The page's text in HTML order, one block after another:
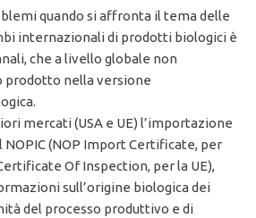
quando si affronta il tema delle
internazionali di prodotti biologici è
che a livello globale non
prodotto nella versione
mercati (USA e UE) l’importazione
NOPIC (NOP Import Certificate, per
Of Inspection, per la UE),
sull’origine biologica dei
del processo produttivo e di